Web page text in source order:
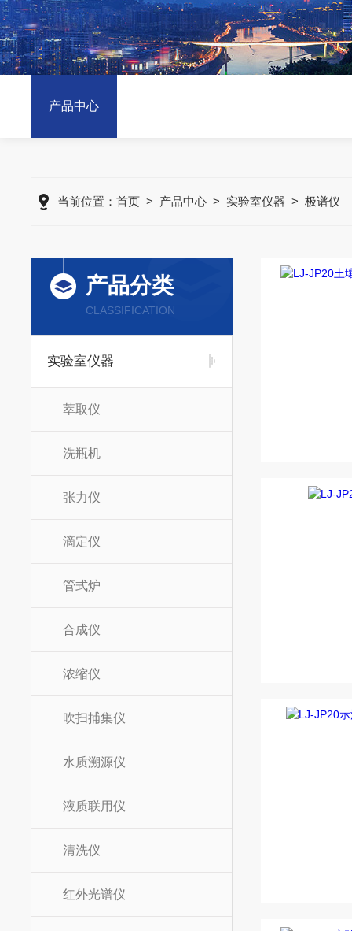
产品中心
当前位置： 首页 > 产品中心 > 实验室仪器 > 极谱仪
产品分类
CLASSIFICATION
实验室仪器
萃取仪
洗瓶机
张力仪
滴定仪
管式炉
合成仪
浓缩仪
吹扫捕集仪
水质溯源仪
液质联用仪
清洗仪
红外光谱仪